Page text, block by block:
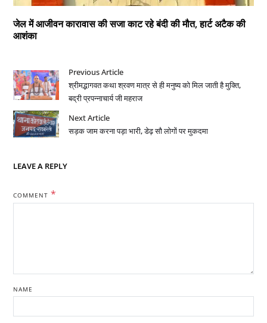
जेल में आजीवन कारावास की सजा काट रहे बंदी की मौत, हार्ट अटैक की
आशंका
Previous Article
श्रीमद्भागवत कथा श्रवण मात्र से ही मनुष्य को मिल जाती है मुक्ति,
बद्री प्रपन्नाचार्य जी महराज
Next Article
सड़क जाम करना पड़ा भारी, डेढ़ सौ लोगों पर मुकदमा
LEAVE A REPLY
COMMENT *
NAME